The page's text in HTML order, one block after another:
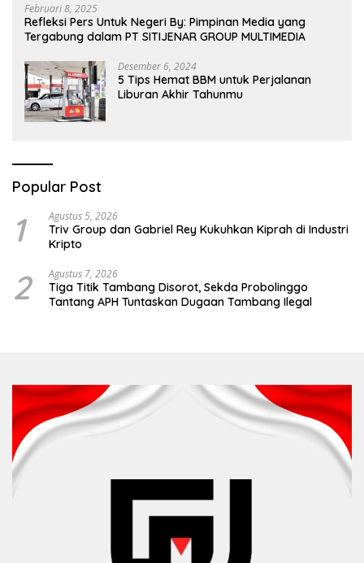
Februari 8, 2025
Refleksi Pers Untuk Negeri By: Pimpinan Media yang
Tergabung dalam PT SITIJENAR GROUP MULTIMEDIA
Desember 6, 2024
5 Tips Hemat BBM untuk Perjalanan
Liburan Akhir Tahunmu
Popular Post
1 Agustus 5, 2026
Triv Group dan Gabriel Rey Kukuhkan Kiprah di Industri
Kripto
2 Agustus 7, 2026
Tiga Titik Tambang Disorot, Sekda Probolinggo
Tantang APH Tuntaskan Dugaan Tambang Ilegal